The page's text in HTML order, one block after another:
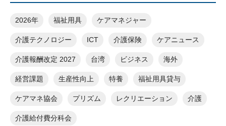
2026年 福祉用具 ケアマネジャー
介護テクノロジー ICT 介護保険 ケアニュース
介護報酬改定 2027 台湾 ビジネス 海外
経営課題 生産性向上 特養 福祉用具貸与
ケアマネ協会 プリズム レクリエーション 介護
介護給付費分科会